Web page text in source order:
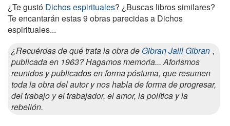
¿Te gustó Dichos espirituales? ¿Buscas libros similares?
Te encantarán estas 9 obras parecidas a Dichos
espirituales...
¿Recuérdas de qué trata la obra de Gibran Jalil Gibran ,
publicada en 1963? Hagamos memoria... Aforismos
reunidos y publicados en forma póstuma, que resumen
toda la obra del autor y nos habla de forma de progresar,
del trabajo y el trabajador, el amor, la política y la
rebelión.